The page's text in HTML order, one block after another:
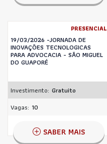
PRESENCIAL
19/03/2026 -JORNADA DE
INOVAÇÕES TECNOLOGICAS
PARA ADVOCACIA - SÃO MIGUEL
DO GUAPORÉ
Investimento: Gratuito
Vagas: 10
SABER MAIS